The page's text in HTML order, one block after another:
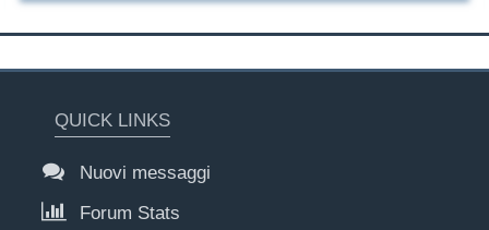
QUICK LINKS
Nuovi messaggi
Forum Stats